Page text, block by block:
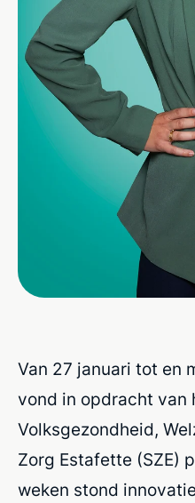
Van 27 januari tot en
vond in opdracht van
Volksgezondheid,
Zorg Estafette (SZE)
weken stond